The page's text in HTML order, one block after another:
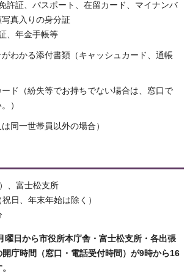
証、パスポート、在留カード、マイナンバ
真入りの身分証
、年金手帳等
がわかる添付書類（キャッシュカード、通帳
ド（紛失等でお持ちでない場合は、窓口で
）
同一世帯員以外の場合）
、富士松支所
日、年末年始は除く）
日から市役所本庁舎・富士松支所・各出張
庁時間（窓口・電話受付時間）が9時から16